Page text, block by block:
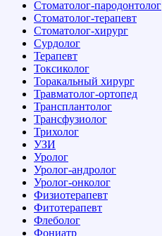
Стоматолог-пародонтолог
Стоматолог-терапевт
Стоматолог-хирург
Сурдолог
Терапевт
Токсиколог
Торакальный хирург
Травматолог-ортопед
Трансплантолог
Трансфузиолог
Трихолог
УЗИ
Уролог
Уролог-андролог
Уролог-онколог
Физиотерапевт
Фитотерапевт
Флеболог
Фониатр